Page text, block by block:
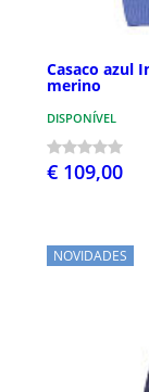
Casaco azul
merino
DISPONÍVEL
€ 109,00
NOVIDADES